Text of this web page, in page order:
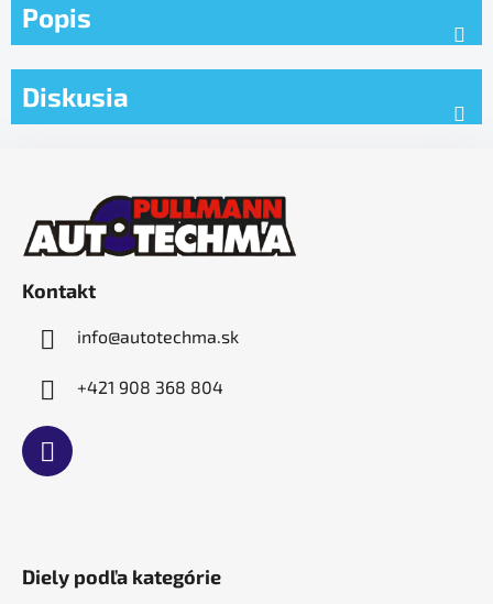
Popis
Diskusia
Kontakt
info@autotechma.sk
+421 908 368 804
Diely podľa kategórie